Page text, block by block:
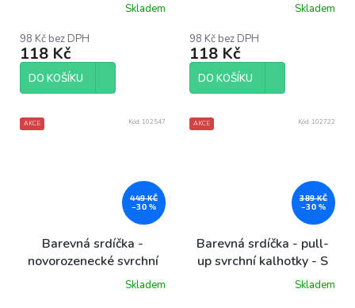
produktu
je
5,0
5
Skladem
98 Kč bez DPH
118 Kč
DO KOŠÍKU
produktu
je
5,0
5
Skladem
98 Kč bez DPH
118 Kč
DO KOŠÍKU
AKCE
449 KČ
–30 %
Barevná srdíčka -
novorozenecké svrchní
Skladem
Kód: 102547 AKCE
389 KČ
–30 %
Barevná srdíčka - pull-
up svrchní kalhotky - S
Skladem
Kód: 102722